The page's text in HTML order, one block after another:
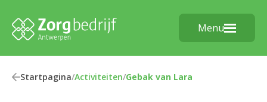
Menu
Startpagina/Activiteiten/Gebak van Lara